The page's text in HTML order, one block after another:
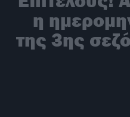
η
της 3ης